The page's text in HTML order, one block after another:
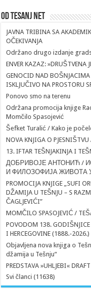
Od Tesanj Net
JAVNA TRIBINA SA
OČEKIVANJA
Održano drugo izdanje
ENVER KAZAZ:
GENOCID NAD BOŠNJACIMA
ISKLJUČIVO NA PROSTORU
Ponovo smo na terenu
Održana promocija knjige
Momčilo Spasojević
Šefket Turalić / Kako je
NOVA KNJIGA O PJESNIŠTVU
13. IFTAR TEŠNJAKINJA I
ДОБРИВОЈЕ АНТОНИЋ /
И ФИЛОЗОФИЈА ЖИВОТА
PROMOCIJA KNJIGE „SUFI
DŽAMIJA U TEŠNJU – S
ČAGLJEVIĆI”
MOMČILO SPASOJEVIĆ /
POVODOM 138. GODIŠNJICE
I HERCEGOVINE (1888.-2026.)
Objavljena nova knjiga o
džamija u Tešnju“
PREDSTAVA »UHLJEBI«
Svi članci (11638)